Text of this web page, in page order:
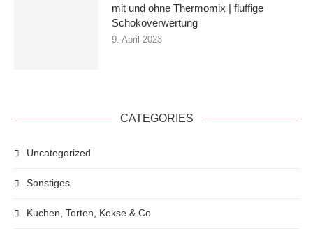
mit und ohne Thermomix | fluffige
Schokoverwertung
9. April 2023
CATEGORIES
Uncategorized
Sonstiges
Kuchen, Torten, Kekse & Co